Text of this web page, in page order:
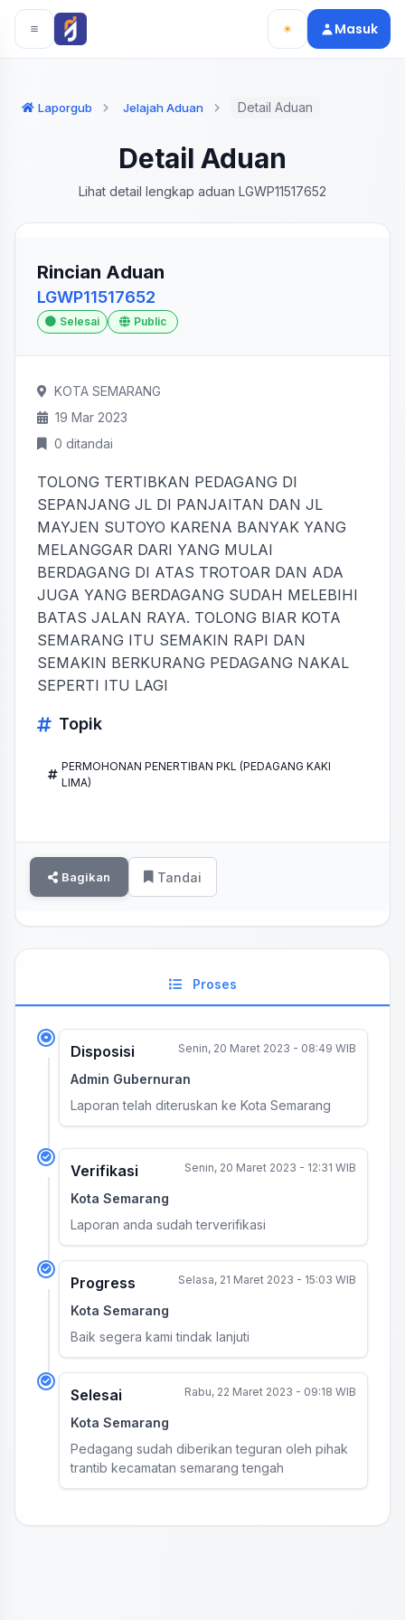
Langsung ke konten utama
Langsung ke navigasi
Masuk
Laporgub Jelajah Aduan Detail Aduan
Detail Aduan
Lihat detail lengkap aduan LGWP11517652
Rincian Aduan
LGWP11517652
Selesai Public
KOTA SEMARANG
19 Mar 2023
0 ditandai
TOLONG TERTIBKAN PEDAGANG DI
SEPANJANG JL DI PANJAITAN DAN JL
MAYJEN SUTOYO KARENA BANYAK YANG
MELANGGAR DARI YANG MULAI
BERDAGANG DI ATAS TROTOAR DAN ADA
JUGA YANG BERDAGANG SUDAH MELEBIHI
BATAS JALAN RAYA. TOLONG BIAR KOTA
SEMARANG ITU SEMAKIN RAPI DAN
SEMAKIN BERKURANG PEDAGANG NAKAL
SEPERTI ITU LAGI
Topik
PERMOHONAN PENERTIBAN PKL (PEDAGANG KAKI
LIMA)
Bagikan Tandai
Proses
Disposisi Senin, 20 Maret 2023 - 08:49 WIB
Admin Gubernuran
Laporan telah diteruskan ke Kota Semarang
Verifikasi Senin, 20 Maret 2023 - 12:31 WIB
Kota Semarang
Laporan anda sudah terverifikasi
Progress Selasa, 21 Maret 2023 - 15:03 WIB
Kota Semarang
Baik segera kami tindak lanjuti
Selesai Rabu, 22 Maret 2023 - 09:18 WIB
Kota Semarang
Pedagang sudah diberikan teguran oleh pihak
trantib kecamatan semarang tengah